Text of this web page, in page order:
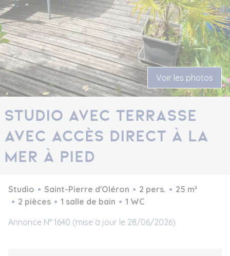
Voir les photos
studio avec terrasse
avec accès direct à la
mer à pied
Studio Saint-Pierre d'Oléron 2 pers.
25 m²
2 pièces
1 salle de bain
1 WC
Annonce N° 1640 (mise à jour le 28/06/2026)